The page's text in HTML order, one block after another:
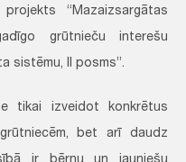
“Mazaizsargātas
grūtnieču interešu
sistēmu, II posms”.
tikai izveidot konkrētus
bet arī daudz